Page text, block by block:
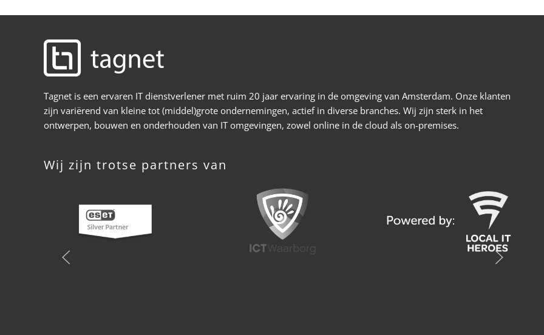
Tagnet is een ervaren IT dienstverlener met ruim 20 jaar ervaring in de omgeving van Amsterdam. Onze klanten
zijn variërend van kleine tot (middel)grote ondernemingen, actief in diverse branches. Wij zijn sterk in het
ontwerpen, bouwen en onderhouden van IT omgevingen, zowel online in de cloud als on-premises.
Wij zijn trotse partners van